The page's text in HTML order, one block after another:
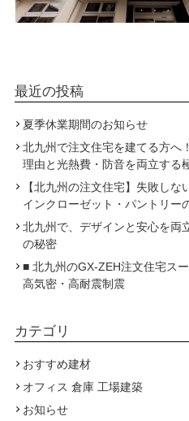
最近の投稿
夏季休業期間のお知らせ
北九州で注文住宅を建てる方へ
理由と光熱費・防音を両立する
【北九州の注文住宅】失敗し
インクローゼット・パントリー
北九州で、デザインと安心を両
の秘密
■ 北九州のGX-ZEH注文住宅ス
高気密・高耐震制震
カテゴリ
おすすめ建材
オフィス 倉庫 工場建築
お知らせ